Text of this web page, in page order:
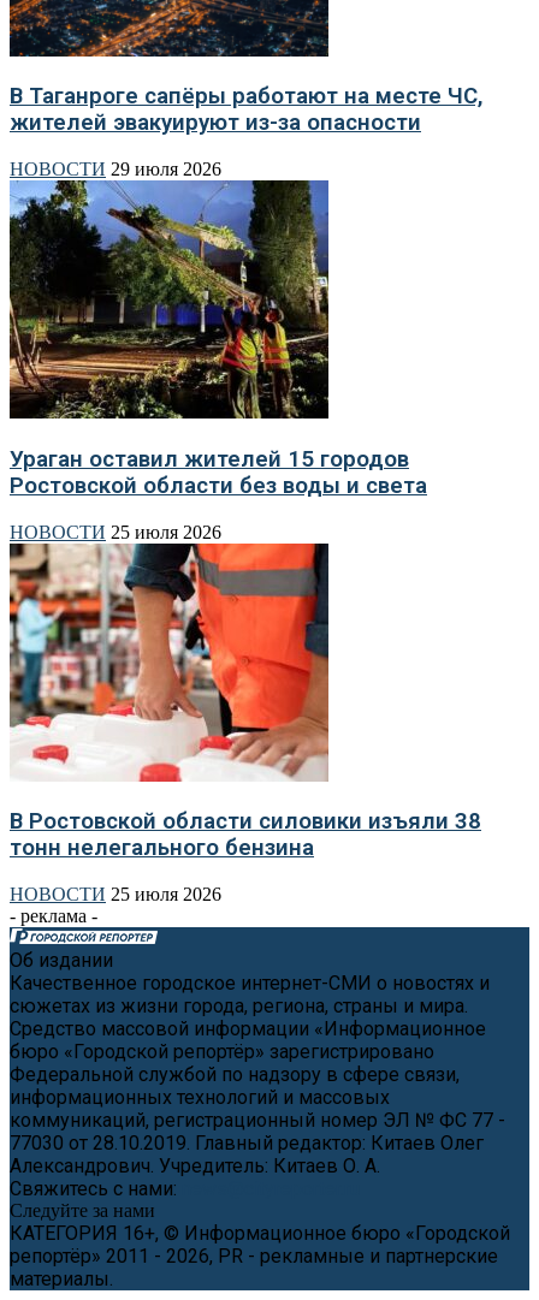
В Таганроге сапёры работают на месте ЧС,
жителей эвакуируют из-за опасности
НОВОСТИ 29 июля 2026
Ураган оставил жителей 15 городов
Ростовской области без воды и света
НОВОСТИ 25 июля 2026
В Ростовской области силовики изъяли 38
тонн нелегального бензина
НОВОСТИ 25 июля 2026
- реклама -
Об издании
Качественное городское интернет-СМИ о новостях и
сюжетах из жизни города, региона, страны и мира.
Средство массовой информации «Информационное
бюро «Городской репортёр» зарегистрировано
Федеральной службой по надзору в сфере связи,
информационных технологий и массовых
коммуникаций, регистрационный номер ЭЛ № ФС 77 -
77030 от 28.10.2019. Главный редактор: Китаев Олег
Александрович. Учредитель: Китаев О. А.
Свяжитесь с нами:
Следуйте за нами
КАТЕГОРИЯ 16+, © Информационное бюро «Городской
репортёр» 2011 - 2026, PR - рекламные и партнерские
материалы.